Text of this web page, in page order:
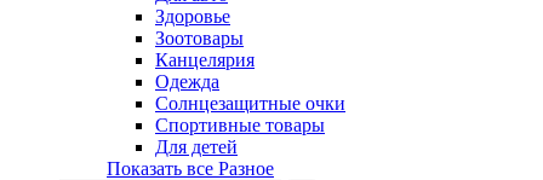
Здоровье
Зоотовары
Канцелярия
Одежда
Солнцезащитные очки
Спортивные товары
Для детей
Показать все Разное